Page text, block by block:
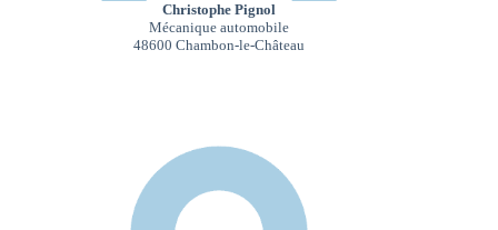
Christophe Pignol
Mécanique automobile
48600 Chambon-le-Château